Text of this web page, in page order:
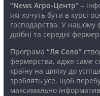
“News Агро-Центр”–
які хочуть бути в курсі
господарства. У нашому
дрібні та середні
Програма “Ля Село”
фермерства, адже саме
країну на шляху до
зроблять усе, щоб
максимально